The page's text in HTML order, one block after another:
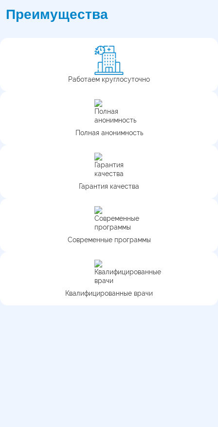
Преимущества
Работаем круглосуточно
Полная анонимность
Гарантия качества
Современные программы
Квалифицированные врачи